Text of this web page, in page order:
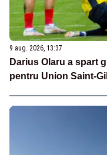
9 aug. 2026, 13:37
Darius Olaru a spart
pentru Union Saint-